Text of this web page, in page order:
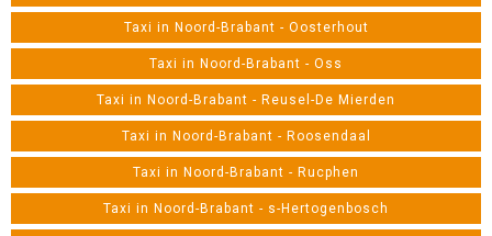
Taxi in Noord-Brabant - Oosterhout
Taxi in Noord-Brabant - Oss
Taxi in Noord-Brabant - Reusel-De Mierden
Taxi in Noord-Brabant - Roosendaal
Taxi in Noord-Brabant - Rucphen
Taxi in Noord-Brabant - s-Hertogenbosch